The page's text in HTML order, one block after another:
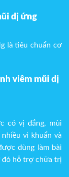
dị ứng
là tiêu chuẩn cơ
viêm mũi dị
có vị đắng, mùi
vi khuẩn và
dùng làm bài
đó hỗ trợ chữa trị